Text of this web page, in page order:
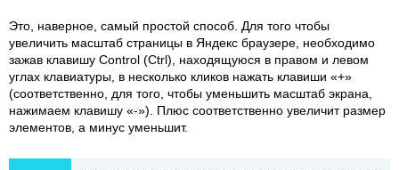
Это, наверное, самый простой способ. Для того чтобы
увеличить масштаб страницы в Яндекс браузере, необходимо
зажав клавишу Control (Ctrl), находящуюся в правом и левом
углах клавиатуры, в несколько кликов нажать клавиши «+»
(соответственно, для того, чтобы уменьшить масштаб экрана,
нажимаем клавишу «-»). Плюс соответственно увеличит размер
элементов, а минус уменьшит.